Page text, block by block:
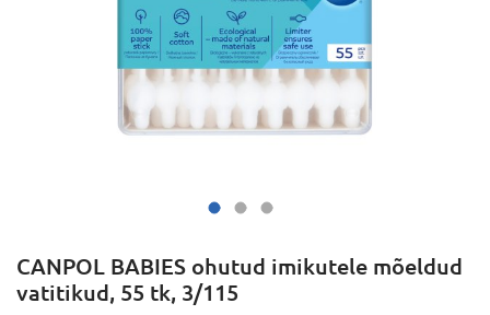
CANPOL BABIES ohutud imikutele mõeldud
vatitikud, 55 tk, 3/115